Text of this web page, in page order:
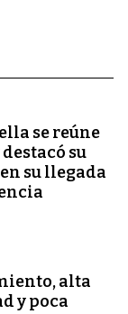
se reúne
su
su llegada
alta
y poca